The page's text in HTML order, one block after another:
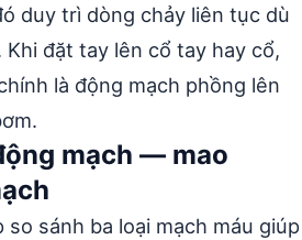
duy trì dòng chảy liên tục dù
đặt tay lên cổ tay hay cổ,
là động mạch phồng lên
mạch — mao
so sánh ba loại mạch máu giúp